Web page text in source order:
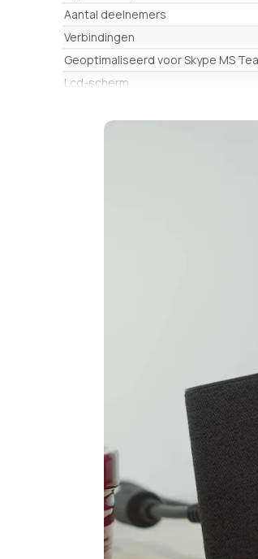
Aantal deelnemers
Verbindingen
Geoptimaliseerd voor Skype MS
Lcd-scherm
Hoofdtelefooningang